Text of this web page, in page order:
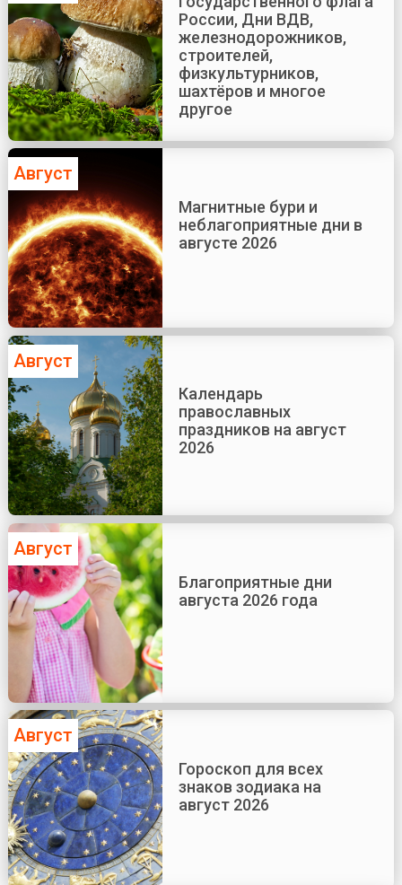
России, Дни ВДВ,
железнодорожников,
строителей,
физкультурников,
шахтёров и многое
другое
Август
Магнитные бури и
неблагоприятные дни в
августе 2026
Август
Календарь
православных
праздников на август
2026
Август
Благоприятные дни
августа 2026 года
Август
Гороскоп для всех
знаков зодиака на
август 2026